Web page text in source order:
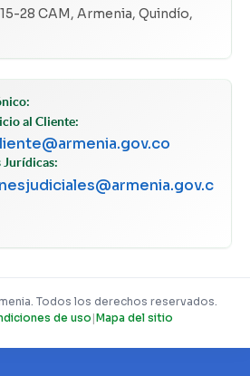
28 CAM, Armenia, Quindío,
al Cliente:
Todos los derechos reservados.
de uso |Mapa del sitio